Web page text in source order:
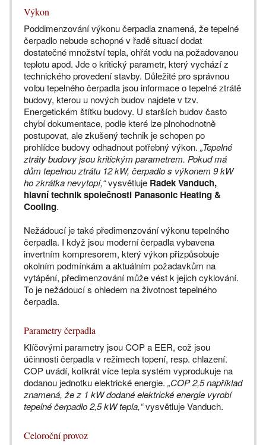
Výkon
Poddimenzování výkonu čerpadla znamená, že tepelné
čerpadlo nebude schopné v řadě situací dodat
dostatečné množství tepla, ohřát vodu na požadovanou
teplotu apod. Jde o kritický parametr, který vychází z
technického provedení stavby. Důležité pro správnou
volbu tepelného čerpadla jsou informace o tepelné ztrátě
budovy, kterou u nových budov najdete v tzv.
Energetickém štítku budovy. U starších budov často
chybí dokumentace, podle které lze plnohodnotně
postupovat, ale zkušený technik je schopen po
prohlídce budovy odhadnout potřebný výkon. „Tepelné
ztráty budovy jsou kritickým parametrem. Pokud má
dům tepelnou ztrátu 12 kW, čerpadlo s výkonem 9 kW
ho zkrátka nevytopí,“vysvětluje Radek Vanduch,
hlavní technik společnosti Panasonic Heating &
Cooling.
Nežádoucí je také předimenzování výkonu tepelného
čerpadla. I když jsou moderní čerpadla vybavena
invertním kompresorem, který výkon přizpůsobuje
okolním podmínkám a aktuálním požadavkům na
vytápění, předimenzování může vést k jejich cyklování.
To je nežádoucí s ohledem na životnost tepelného
čerpadla.
Parametry čerpadla
Klíčovými parametry jsou COP a EER, což jsou
účinnosti čerpadla v režimech topení, resp. chlazení.
COP uvádí, kolikrát více tepla systém vyprodukuje na
dodanou jednotku elektrické energie. „COP 2,5 například
znamená, že z 1 kW dodané elektrické energie vyrobí
tepelné čerpadlo 2,5 kW tepla,“vysvětluje Vanduch.
Celoroční provoz